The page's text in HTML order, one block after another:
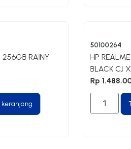
RAINY
50100264
HP
BLACK CJ
Rp